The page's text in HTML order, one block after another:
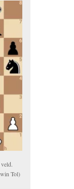
Tol)